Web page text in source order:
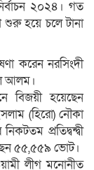
২০২৪। গত
শুরু হয়ে চলে টানা
করেন নরসিংদী
আলম।
বিজয়ী হয়েছেন
(হিরো) নৌকা
প্রতিদ্বন্দ্বী
৫৫,৫৫৯ ভোট।
লীগ মনোনীত